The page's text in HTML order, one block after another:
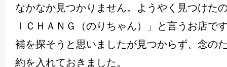
なかなか見つかりません。ようやく見つけた
ＩＣＨＡＮＧ（のりちゃん）」と言うお店で
補を探そうと思いましたが見つからず、念の
約を入れておきました。